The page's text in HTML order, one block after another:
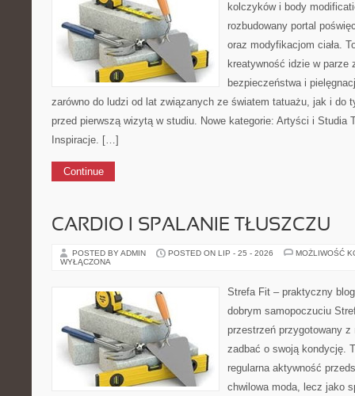
kolczyków i body
rozbudowany portal
oraz modyfikacjom ciała.
kreatywność idzie w
bezpieczeństwa i
zarówno do ludzi od lat związanych ze światem tatuażu, jak i do
przed pierwszą wizytą w studiu. Nowe kategorie: Artyści i Studia
Inspiracje. […]
Continue
CARDIO I SPALANIE TŁUSZCZU
POSTED BY ADMIN POSTED ON LIP - 25 - 2026
MOŻLIWOŚĆ
WYŁĄCZONA
Strefa Fit – praktyczny
dobrym samopoczuciu
przestrzeń przygotowany
zadbać o swoją kondycję.
regularna aktywność
chwilowa moda, lecz jako